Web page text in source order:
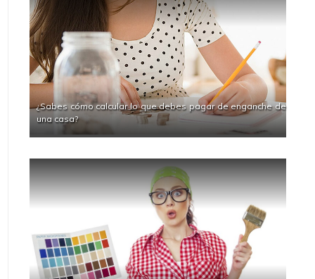
¿Sabes cómo calcular lo que debes pagar de enganche de
una casa?